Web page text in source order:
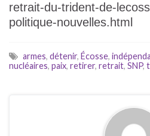
retrait-du-trident-de-
politique-nouvelles.html
armes, détenir, Écosse,
nucléaires, paix, retirer, retrait, SNP,